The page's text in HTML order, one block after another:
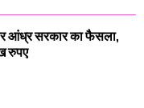
आंध्र सरकार का फैसला,
रुपए